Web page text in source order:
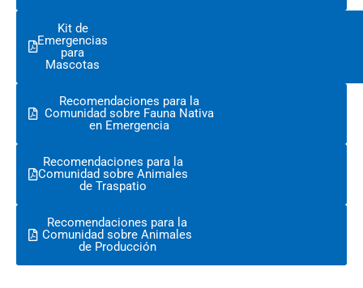
Kit de
Emergencias
para
Mascotas
Recomendaciones para la
Comunidad sobre Fauna Nativa
en Emergencia
Recomendaciones para la
Comunidad sobre Animales
de Traspatio
Recomendaciones para la
Comunidad sobre Animales
de Producción